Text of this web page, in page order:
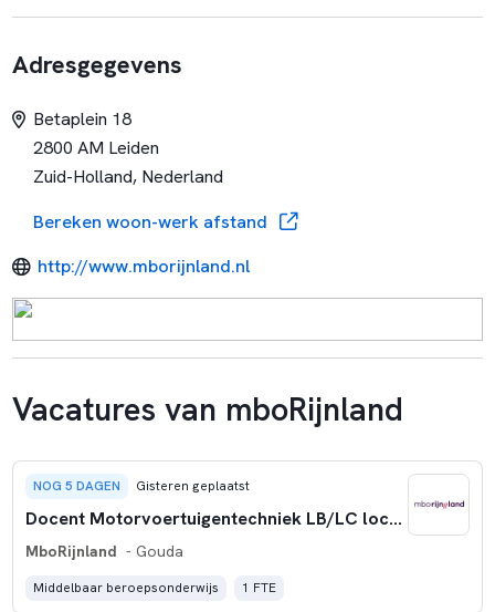
Adresgegevens
Betaplein 18
2800 AM Leiden
Zuid-Holland, Nederland
Bereken woon-werk afstand
http://www.mborijnland.nl
Vacatures van mboRijnland
NOG 5 DAGEN Gisteren geplaatst
Docent Motorvoertuigentechniek LB/LC locatie Gouda
MboRijnland - Gouda
Middelbaar beroepsonderwijs 1 FTE